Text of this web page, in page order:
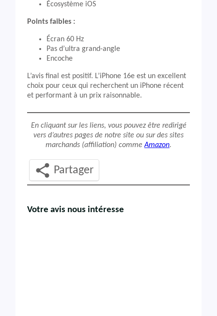
Écosystème iOS
Points faibles :
Écran 60 Hz
Pas d’ultra grand-angle
Encoche
L’avis final est positif. L’iPhone 16e est un excellent
choix pour ceux qui recherchent un iPhone récent
et performant à un prix raisonnable.
En cliquant sur les liens, vous pouvez être redirigé
vers d’autres pages de notre site ou sur des sites
marchands (affiliation) commeAmazon.
Partager
Votre avis nous intéresse